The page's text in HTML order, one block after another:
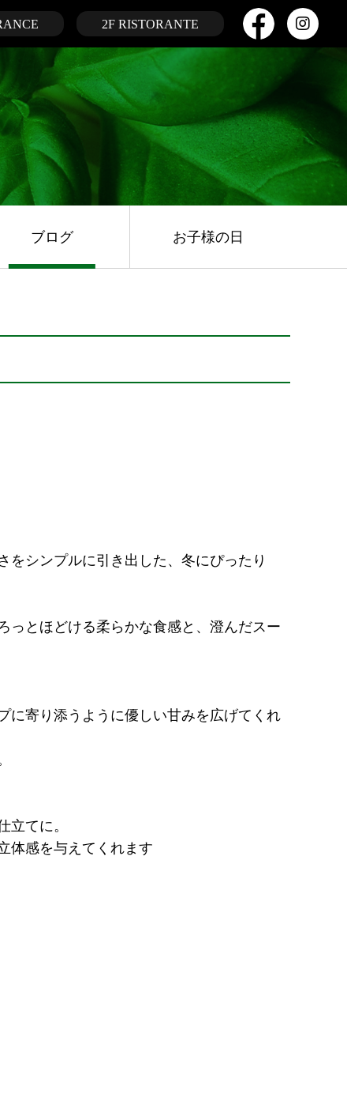
2F RISTORANTE
ブログ お子様の日
をシンプルに引き出した、冬にぴったり
っとほどける柔らかな食感と、澄んだスー
に寄り添うように優しい甘みを広げてくれ
立てに。
体感を与えてくれます